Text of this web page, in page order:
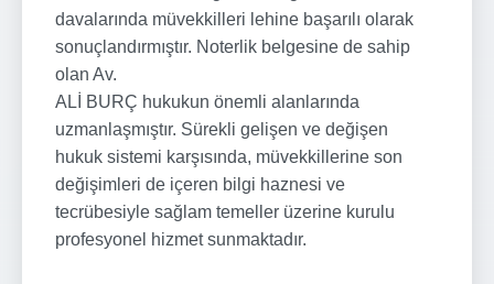
davalarında müvekkilleri lehine başarılı olarak
sonuçlandırmıştır. Noterlik belgesine de sahip
olan Av.
ALİ BURÇ hukukun önemli alanlarında
uzmanlaşmıştır. Sürekli gelişen ve değişen
hukuk sistemi karşısında, müvekkillerine son
değişimleri de içeren bilgi haznesi ve
tecrübesiyle sağlam temeller üzerine kurulu
profesyonel hizmet sunmaktadır.